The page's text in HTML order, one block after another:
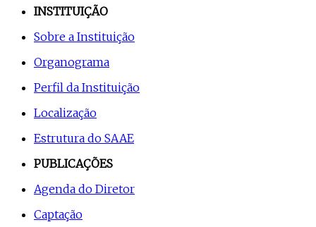
INSTITUIÇÃO
Sobre a Instituição
Organograma
Perfil da Instituição
Localização
Estrutura do SAAE
PUBLICAÇÕES
Agenda do Diretor
Captação